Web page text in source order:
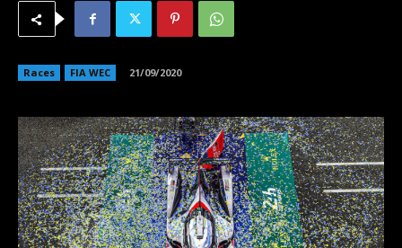
Races FIA WEC 21/09/2020